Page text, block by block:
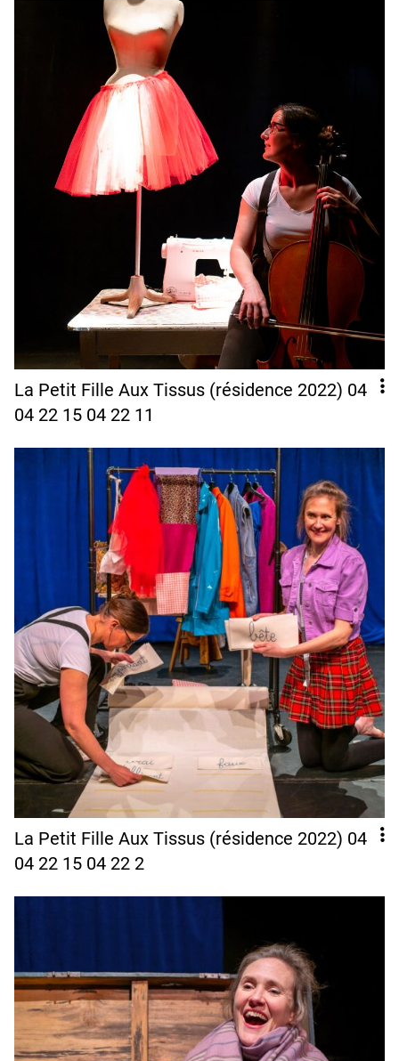
La Petit Fille Aux Tissus (résidence 2022) 04
04 22 15 04 22 11
La Petit Fille Aux Tissus (résidence 2022) 04
04 22 15 04 22 2